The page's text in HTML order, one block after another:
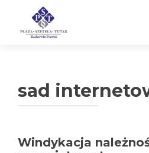
sad
Windykacja